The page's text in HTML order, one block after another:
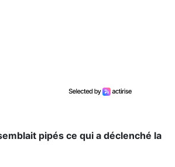
pipés ce qui a déclenché la